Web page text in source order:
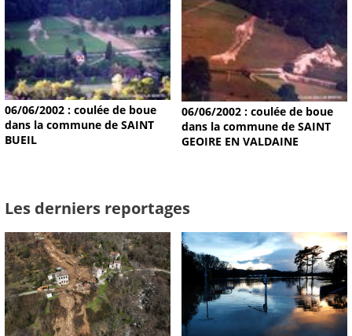
06/06/2002 : coulée de boue
dans la commune de SAINT
BUEIL
06/06/2002 : coulée de boue
dans la commune de SAINT
GEOIRE EN VALDAINE
Les derniers reportages